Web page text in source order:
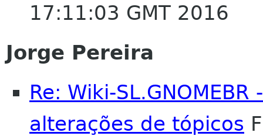
17:11:03 GMT 2016
Jorge Pereira
Re: Wiki-
alterações de tópicos